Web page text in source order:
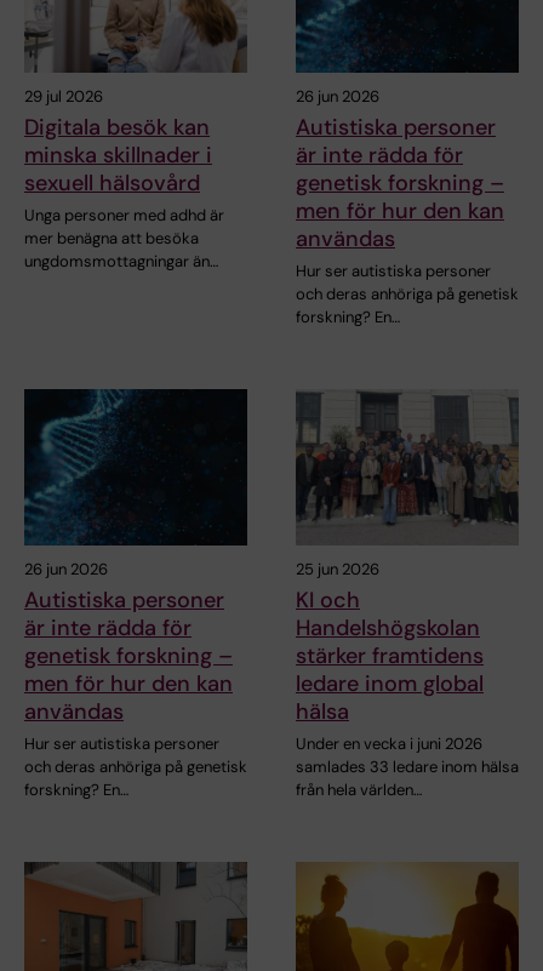
29 jul 2026
Digitala besök kan
minska skillnader i
sexuell hälsovård
Unga personer med adhd är
mer benägna att besöka
ungdomsmottagningar än…
26 jun 2026
Autistiska personer
är inte rädda för
genetisk forskning –
men för hur den kan
användas
Hur ser autistiska personer
och deras anhöriga på genetisk
forskning? En…
26 jun 2026
Autistiska personer
är inte rädda för
genetisk forskning –
men för hur den kan
användas
Hur ser autistiska personer
och deras anhöriga på genetisk
forskning? En…
25 jun 2026
KI och
Handelshögskolan
stärker framtidens
ledare inom global
hälsa
Under en vecka i juni 2026
samlades 33 ledare inom hälsa
från hela världen…